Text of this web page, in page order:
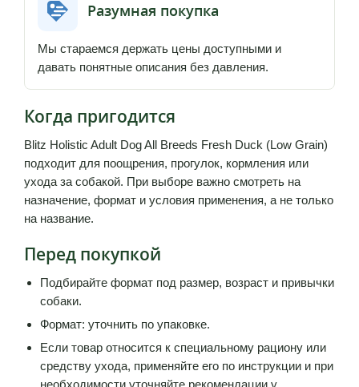
Разумная покупка
Мы стараемся держать цены доступными и
давать понятные описания без давления.
Когда пригодится
Blitz Holistic Adult Dog All Breeds Fresh Duck (Low Grain)
подходит для поощрения, прогулок, кормления или
ухода за собакой. При выборе важно смотреть на
назначение, формат и условия применения, а не только
на название.
Перед покупкой
Подбирайте формат под размер, возраст и привычки
собаки.
Формат: уточнить по упаковке.
Если товар относится к специальному рациону или
средству ухода, применяйте его по инструкции и при
необходимости уточняйте рекомендации у